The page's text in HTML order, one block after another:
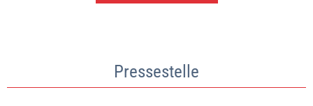
Pressestelle